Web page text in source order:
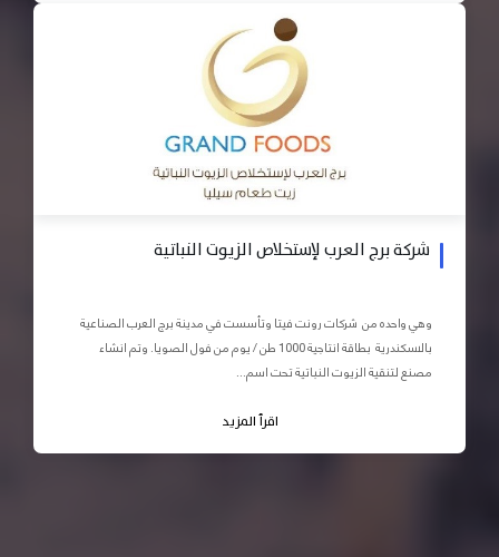
شركة برج العرب لإستخلاص الزيوت النباتية
وهي واحده من شركات رونت فيتا وتأسست في مدينة برج العرب الصناعية
بالاسكندرية بطاقة انتاجية 1000 طن / يوم من فول الصويا. وتم انشاء
مصنع لتنقية الزيوت النباتية تحت اسم...
اقرأ المزيد